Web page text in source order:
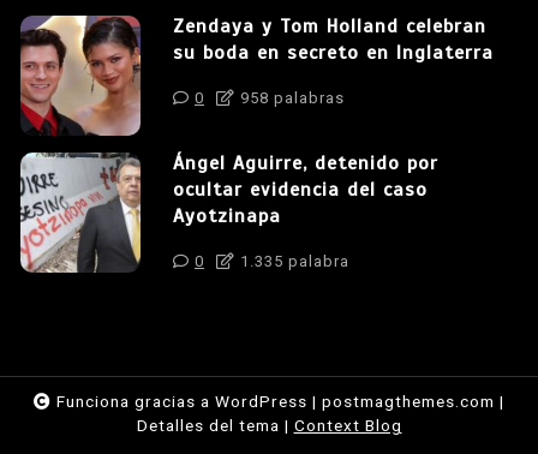
Zendaya y Tom Holland celebran
su boda en secreto en Inglaterra
0 958 palabras
Ángel Aguirre, detenido por
ocultar evidencia del caso
Ayotzinapa
0 1.335 palabra
Funciona gracias a WordPress | postmagthemes.com |
Detalles del tema | Context Blog